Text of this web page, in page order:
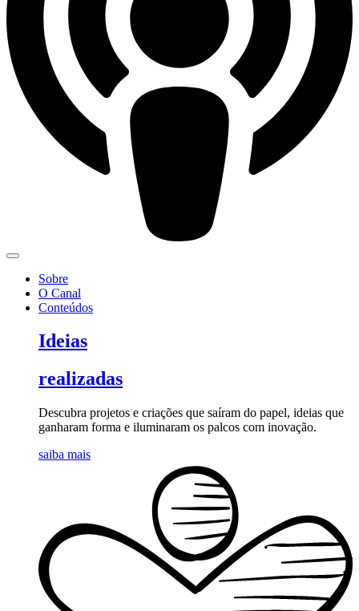
Sobre
O Canal
Conteúdos
Ideias
realizadas
Descubra projetos e criações que saíram do papel, ideias que
ganharam forma e iluminaram os palcos com inovação.
saiba mais